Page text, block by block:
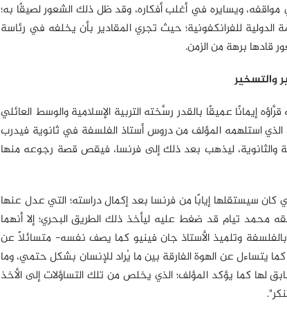
ويسايره في أغلب أفكاره، وقد ظل ذلك الشعور لصيقًا به؛
في بيروت لرئاسة المنظمة الدولية للفرانكفونية؛ حيث تجري المقادير بأن يخلفه في رئاسة
قادها برهة من الزمن.
والتسخير
إيمانًا عميقًا بالقدر رسَّخته التربية الإسلامية والوسط العائلي
استلهمه المؤلف من دروس أستاذ الفلسفة في ثانوية فيدرب
والثانوية، ليذهب بعد ذلك إلى فرنسا، فيقص قصة رجوعه منها
سيستقلها إيابًا من فرنسا بعد إكمال دراسته؛ التي عدل عنها
محمد تيام قد ضغط عليه ليأخذ ذلك الطريق البحري؛ إلا أنهما
وتلميذ الأستاذ جان فينيو كما يصف نفسه- متسائلاً عن
كما يتساءل عن الهوة الفارقة بين ما يُراد للإنسان بشكل حتمي، وما
لها كما يؤكد المؤلف؛ الذي يخلص من تلك التساؤلات إلى الأخذ